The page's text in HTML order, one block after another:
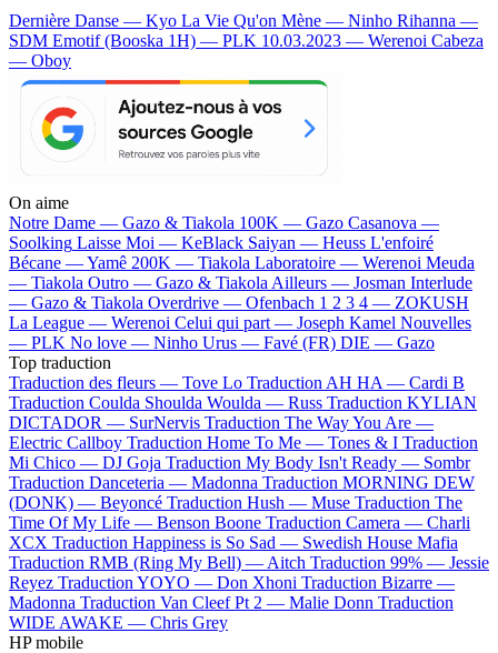
Dernière Danse — Kyo La Vie Qu'on Mène — Ninho Rihanna —
SDM Emotif (Booska 1H) — PLK 10.03.2023 — Werenoi Cabeza
— Oboy
On aime
Notre Dame — Gazo & Tiakola 100K — Gazo Casanova —
Soolking Laisse Moi — KeBlack Saiyan — Heuss L'enfoiré
Bécane —Yamê 200K — Tiakola Laboratoire — Werenoi Meuda
— Tiakola Outro — Gazo & Tiakola Ailleurs — Josman Interlude
— Gazo & Tiakola Overdrive — Ofenbach 1 2 3 4 — ZOKUSH
La League — Werenoi Celui qui part — Joseph Kamel Nouvelles
— PLK No love — Ninho Urus — Favé (FR) DIE — Gazo
Top traduction
Traduction des fleurs — Tove Lo Traduction AH HA — Cardi B
Traduction Coulda Shoulda Woulda — Russ Traduction KYLIAN
DICTADOR — SurNervis Traduction The Way You Are —
Electric Callboy Traduction Home To Me — Tones & I Traduction
Mi Chico — DJ Goja Traduction My Body Isn't Ready — Sombr
Traduction Danceteria — Madonna Traduction MORNING DEW
(DONK) — Beyoncé Traduction Hush — Muse Traduction The
Time Of My Life — Benson Boone Traduction Camera — Charli
XCX Traduction Happiness is So Sad — Swedish House Mafia
Traduction RMB (Ring My Bell) — Aitch Traduction 99% — Jessie
Reyez Traduction YOYO — Don Xhoni Traduction Bizarre —
Madonna Traduction Van Cleef Pt 2 — Malie Donn Traduction
WIDE AWAKE — Chris Grey
HP mobile